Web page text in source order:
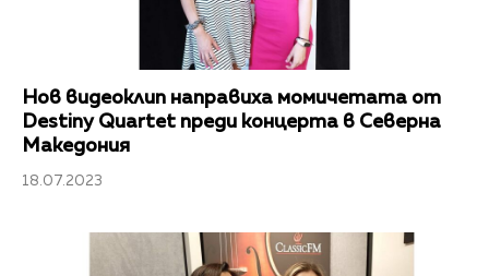
Нов видеоклип направиха момичетата от
Destiny Quartet преди концерта в Северна
Македония
18.07.2023